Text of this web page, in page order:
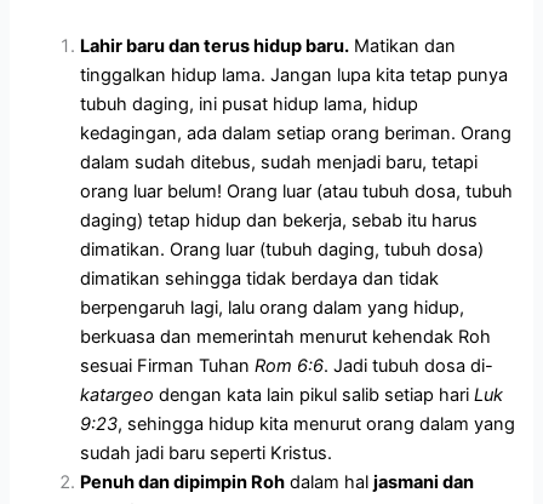
Lahir baru dan terus hidup baru. Matikan dan
tinggalkan hidup lama. Jangan lupa kita tetap punya
tubuh daging, ini pusat hidup lama, hidup
kedagingan, ada dalam setiap orang beriman. Orang
dalam sudah ditebus, sudah menjadi baru, tetapi
orang luar belum! Orang luar (atau tubuh dosa, tubuh
daging) tetap hidup dan bekerja, sebab itu harus
dimatikan. Orang luar (tubuh daging, tubuh dosa)
dimatikan sehingga tidak berdaya dan tidak
berpengaruh lagi, lalu orang dalam yang hidup,
berkuasa dan memerintah menurut kehendak Roh
sesuai Firman TuhanRom 6:6. Jadi tubuh dosa di-
katargeo dengan kata lain pikul salib setiap hariLuk
9:23, sehingga hidup kita menurut orang dalam yang
sudah jadi baru seperti Kristus.
Penuh dan dipimpin Roh dalam haljasmani dan